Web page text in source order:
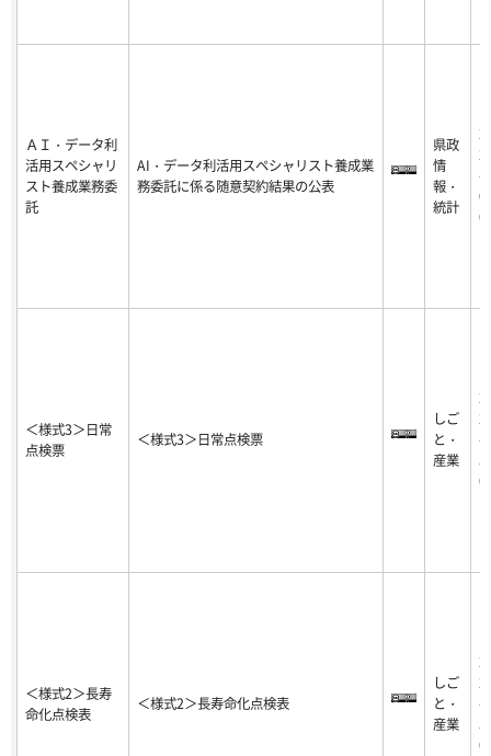
ＡＩ・データ利
活用スペシャリ
スト養成業務委
託
AI・データ利活用スペシャリスト養成業
務委託に係る随意契約結果の公表
県政
情
報・
統計
-1
0-
＜様式3＞日常
点検票
＜様式3＞日常点検票
しご
と・
産業
-0
5-
＜様式2＞長寿
命化点検表
＜様式2＞長寿命化点検表
しご
と・
産業
-0
5-